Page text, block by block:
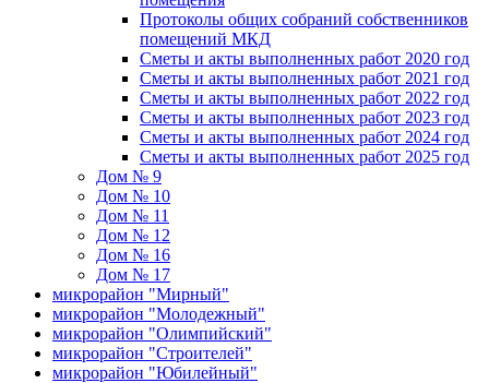
Протоколы общих собраний собственников
помещений МКД
Сметы и акты выполненных работ 2020 год
Сметы и акты выполненных работ 2021 год
Сметы и акты выполненных работ 2022 год
Сметы и акты выполненных работ 2023 год
Сметы и акты выполненных работ 2024 год
Сметы и акты выполненных работ 2025 год
Дом № 9
Дом № 10
Дом № 11
Дом № 12
Дом № 16
Дом № 17
микрорайон "Мирный"
микрорайон "Молодежный"
микрорайон "Олимпийский"
микрорайон "Строителей"
микрорайон "Юбилейный"